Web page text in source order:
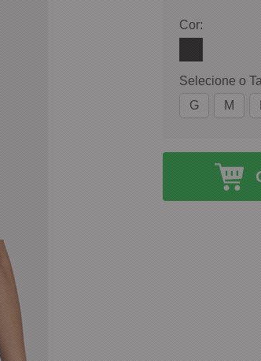
Cor:
Selecione o
G
M